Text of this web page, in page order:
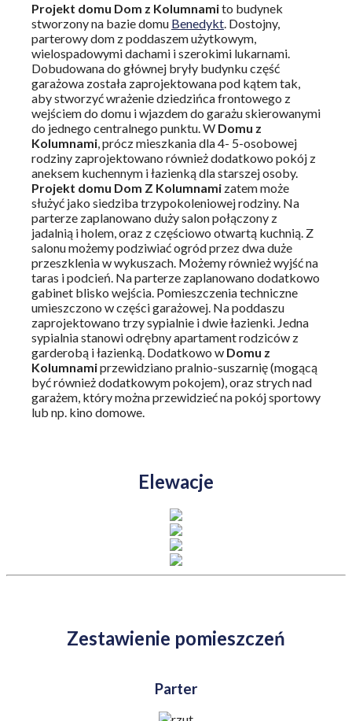
Projekt domu Dom z Kolumnamito budynek
stworzony na bazie domu Benedykt. Dostojny,
parterowy dom z poddaszem użytkowym,
wielospadowymi dachami i szerokimi lukarnami.
Dobudowana do głównej bryły budynku część
garażowa została zaprojektowana pod kątem tak,
aby stworzyć wrażenie dziedzińca frontowego z
wejściem do domu i wjazdem do garażu skierowanymi
do jednego centralnego punktu. W Domu z
Kolumnami, prócz mieszkania dla 4- 5-osobowej
rodziny zaprojektowano również dodatkowo pokój z
aneksem kuchennym i łazienką dla starszej osoby.
Projekt domu Dom Z Kolumnami zatem może
służyć jako siedziba trzypokoleniowej rodziny. Na
parterze zaplanowano duży salon połączony z
jadalnią i holem, oraz z częściowo otwartą kuchnią. Z
salonu możemy podziwiać ogród przez dwa duże
przeszklenia w wykuszach. Możemy również wyjść na
taras i podcień. Na parterze zaplanowano dodatkowo
gabinet blisko wejścia. Pomieszczenia techniczne
umieszczono w części garażowej. Na poddaszu
zaprojektowano trzy sypialnie i dwie łazienki. Jedna
sypialnia stanowi odrębny apartament rodziców z
garderobą i łazienką. Dodatkowo w Domu z
Kolumnamiprzewidziano pralnio-suszarnię (mogącą
być również dodatkowym pokojem), oraz strych nad
garażem, który można przewidzieć na pokój sportowy
lub np. kino domowe.
Elewacje
Zestawienie pomieszczeń
Parter